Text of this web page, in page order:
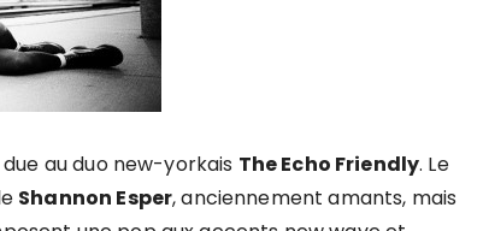
au duo new-yorkais The Echo Friendly. Le
Shannon Esper, anciennement amants, mais